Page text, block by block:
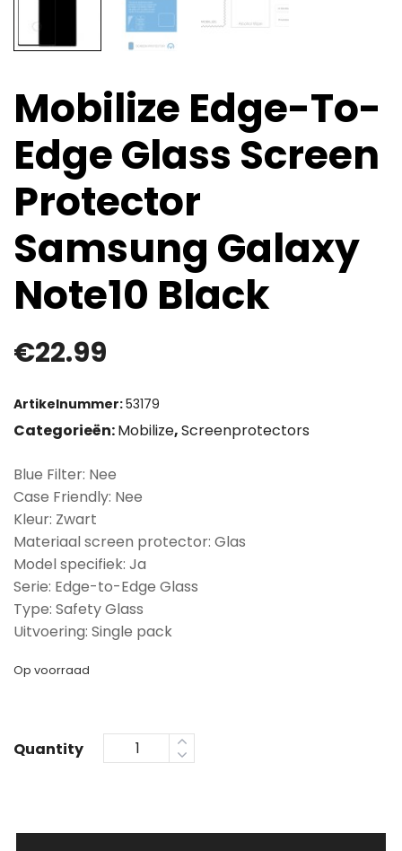
Mobilize Edge-To-
Edge Glass Screen
Protector
Samsung Galaxy
Note10 Black
€22.99
Artikelnummer:53179
Categorieën:Mobilize,Screenprotectors
Blue Filter: Nee
Case Friendly: Nee
Kleur: Zwart
Materiaal screen protector: Glas
Model specifiek: Ja
Serie: Edge-to-Edge Glass
Type: Safety Glass
Uitvoering: Single pack
Op voorraad
Quantity